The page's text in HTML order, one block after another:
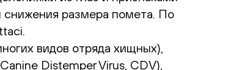
снижения размера помета. По
видов отряда хищных),
Distemper Virus, CDV),